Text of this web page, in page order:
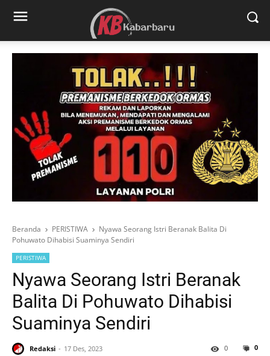
Beranda PERISTIWA
Nyawa Seorang Istri Beranak Balita Di
Pohuwato Dihabisi Suaminya Sendiri
PERISTIWA
Nyawa Seorang Istri Beranak
Balita Di Pohuwato Dihabisi
Suaminya Sendiri
Redaksi 17 Des, 2023 0
0